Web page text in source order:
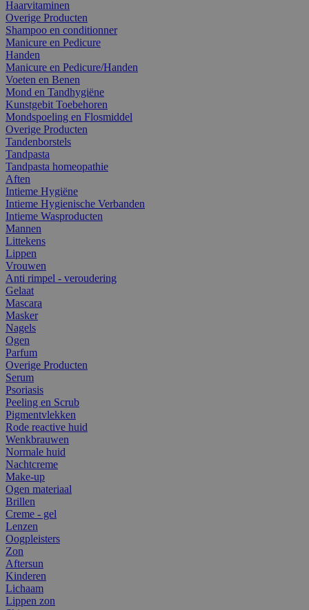
Haarvitaminen
Overige Producten
Shampoo en conditionner
Manicure en Pedicure
Handen
Manicure en Pedicure/Handen
Voeten en Benen
Mond en Tandhygiëne
Kunstgebit Toebehoren
Mondspoeling en Flosmiddel
Overige Producten
Tandenborstels
Tandpasta
Tandpasta homeopathie
Aften
Intieme Hygiëne
Intieme Hygienische Verbanden
Intieme Wasproducten
Mannen
Littekens
Lippen
Vrouwen
Anti rimpel - veroudering
Gelaat
Mascara
Masker
Nagels
Ogen
Parfum
Overige Producten
Serum
Psoriasis
Peeling en Scrub
Pigmentvlekken
Rode reactive huid
Wenkbrauwen
Normale huid
Nachtcreme
Make-up
Ogen materiaal
Brillen
Creme - gel
Lenzen
Oogpleisters
Zon
Aftersun
Kinderen
Lichaam
Lippen zon